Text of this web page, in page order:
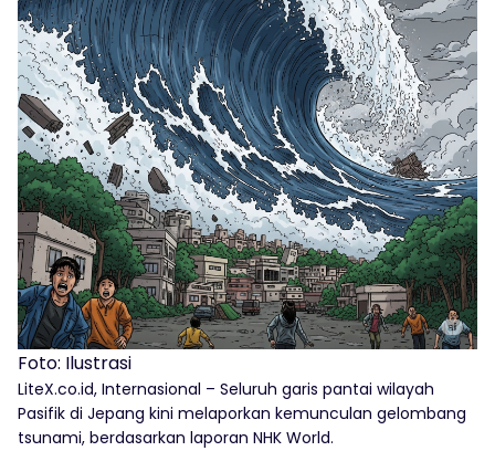
Foto: Ilustrasi
LiteX.co.id, Internasional – Seluruh garis pantai wilayah
Pasifik di Jepang kini melaporkan kemunculan gelombang
tsunami, berdasarkan laporan NHK World.